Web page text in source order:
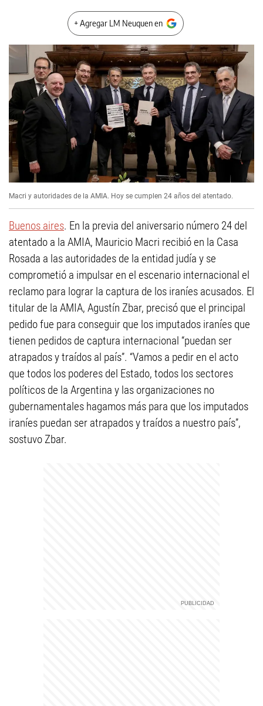
+ Agregar LM Neuquen en
Macri y autoridades de la AMIA. Hoy se cumplen 24 años del atentado.
Buenos aires. En la previa del aniversario número 24 del
atentado a la AMIA, Mauricio Macri recibió en la Casa
Rosada a las autoridades de la entidad judía y se
comprometió a impulsar en el escenario internacional el
reclamo para lograr la captura de los iraníes acusados. El
titular de la AMIA, Agustín Zbar, precisó que el principal
pedido fue para conseguir que los imputados iraníes que
tienen pedidos de captura internacional “puedan ser
atrapados y traídos al país”. “Vamos a pedir en el acto
que todos los poderes del Estado, todos los sectores
políticos de la Argentina y las organizaciones no
gubernamentales hagamos más para que los imputados
iraníes puedan ser atrapados y traídos a nuestro país”,
sostuvo Zbar.